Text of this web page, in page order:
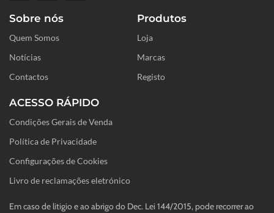
b
o
-
a
r
Sobre nós
Quem Somos
Notícias
Contactos
Produtos
Loja
Marcas
Registo
ACESSO RÁPIDO
Condições Gerais de Venda
Política de Privacidade
Configurações de Cookies
Livro de reclamações eletrónico
Em caso de litigio e ao abrigo do Dec. Lei 144/2015, pode recorrer ao